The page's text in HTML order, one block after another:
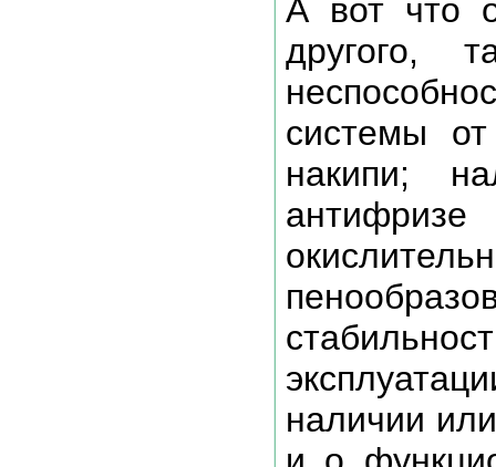
А вот что
другого,
системы
накипи;
наличии